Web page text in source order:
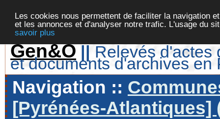
Les cookies nous permettent de faciliter la navigation
et les annonces et d'analyser notre trafic. L'usage du
savoir plus
Gen&O || Relevés d'actes
et documents d'archives en
Navigation ::
[Pyrénées-Atlantiques]